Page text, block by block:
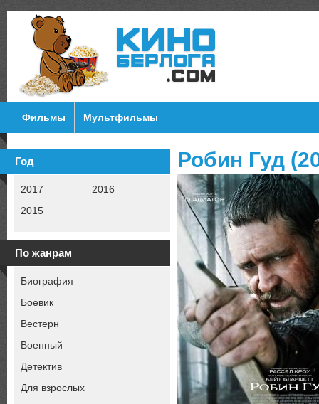
Фильмы Мультфильмы
Год
2017
2016
2015
По жанрам
Биография
Боевик
Вестерн
Военный
Детектив
Для взрослых
Робин Гуд